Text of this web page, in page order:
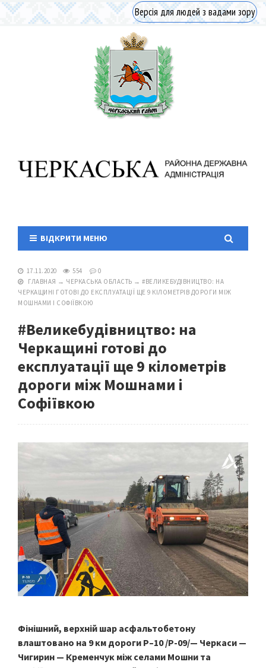
Версія для людей з вадами зору
ВІДКРИТИ МЕНЮ
17.11.2020 554
0
ГЛАВНАЯ → ЧЕРКАСЬКА ОБЛАСТЬ → #ВЕЛИКЕБУДІВНИЦТВО: НА
ЧЕРКАЩИНІ ГОТОВІ ДО ЕКСПЛУАТАЦІЇ ЩЕ 9 КІЛОМЕТРІВ ДОРОГИ МІЖ
МОШНАМИ І СОФІЇВКОЮ
#Великебудівництво: на
Черкащині готові до
експлуатації ще 9 кілометрів
дороги між Мошнами і
Софіївкою
Фінішний, верхній шар асфальтобетону
влаштовано на 9 км дороги Р–10 /Р-09/— Черкаси —
Чигирин — Кременчук між селами Мошни та